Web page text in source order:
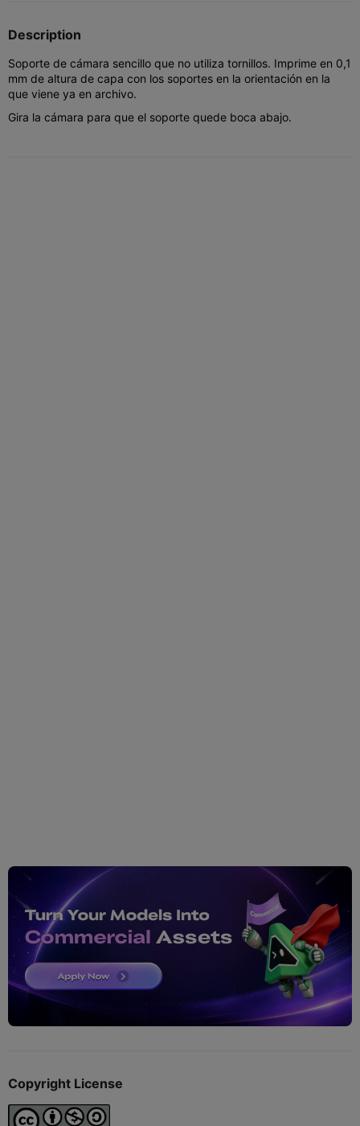
Description
Soporte de cámara sencillo que no utiliza tornillos. Imprime en 0,1
mm de altura de capa con los soportes en la orientación en la
que viene ya en archivo.
Gira la cámara para que el soporte quede boca abajo.
Copyright License